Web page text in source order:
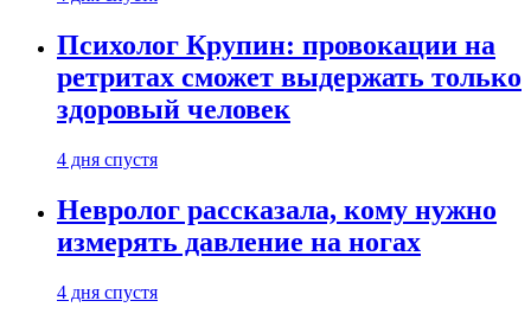
Психолог Крупин: провокации на
ретритах сможет выдержать только
здоровый человек
4 дня спустя
Невролог рассказала, кому нужно
измерять давление на ногах
4 дня спустя